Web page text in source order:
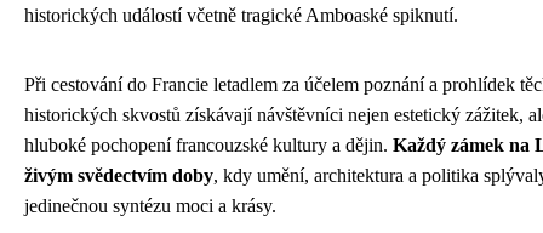
historických událostí včetně tragické Amboaské spiknutí.
Při cestování do Francie letadlem za účelem poznání a prohlídek
historických skvostů získávají návštěvníci nejen estetický zážitek,
hluboké pochopení francouzské kultury a dějin. Každý zámek na
živým svědectvím doby, kdy umění, architektura a politika
jedinečnou syntézu moci a krásy.